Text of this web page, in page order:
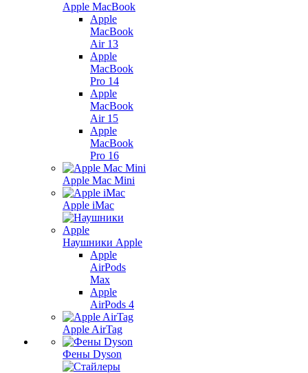
Apple MacBook
Apple
MacBook
Air 13
Apple
MacBook
Pro 14
Apple
MacBook
Air 15
Apple
MacBook
Pro 16
Apple Mac Mini
Apple iMac
Наушники Apple
Apple
AirPods
Max
Apple
AirPods 4
Apple AirTag
Фены Dyson